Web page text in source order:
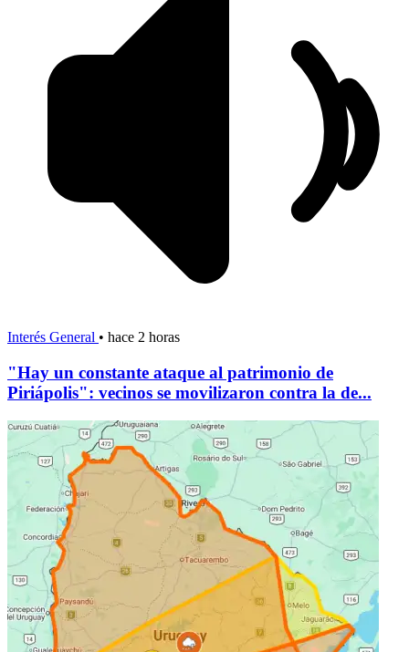
Interés General • hace 2 horas
"Hay un constante ataque al patrimonio de
Piriápolis": vecinos se movilizaron contra la de...